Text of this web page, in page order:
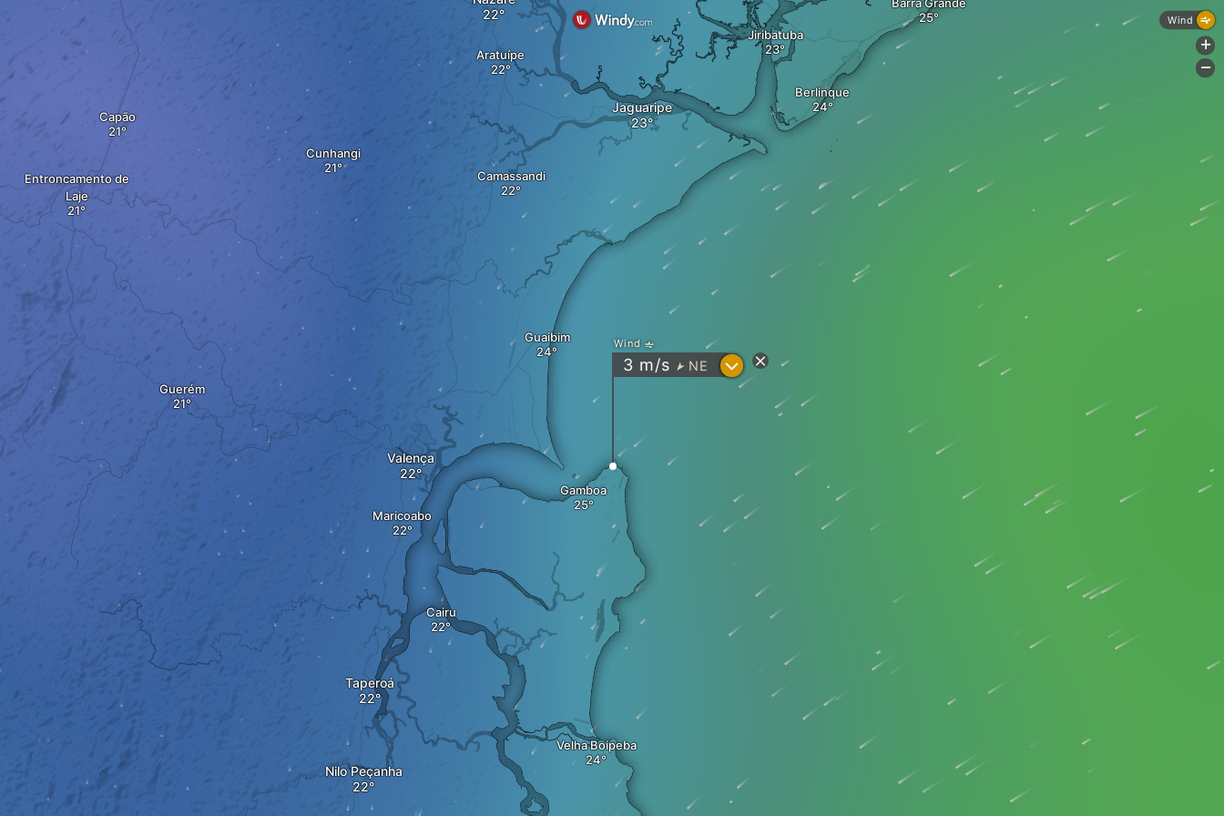
Gamboa
Guaibim
Aratuípe
Camassandi
Jaguaripe
Valença
Cunhangi
Berlinque
Taperoá
Cairu
Maricoabo
Guerém
Velha Boipeba
Jiribatuba
Entroncamento de
Laje
Capão
Nilo Peçanha
Wind
3 m/s " NE ?
Wind
+
-